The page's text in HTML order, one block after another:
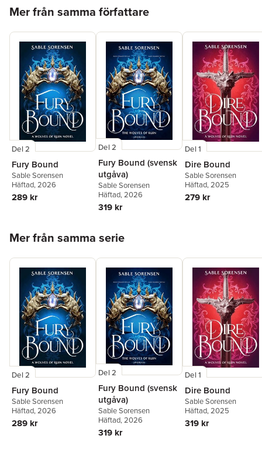
Mer från samma författare
Del 2
Fury Bound
Sable Sorensen
Häftad, 2026
289 kr
Del 2
Fury Bound (svensk
utgåva)
Sable Sorensen
Häftad, 2026
319 kr
Del 1
Dire Bound
Sable Sorensen
Häftad, 2025
279 kr
Mer från samma serie
Del 2
Fury Bound
Sable Sorensen
Häftad, 2026
289 kr
Del 2
Fury Bound (svensk
utgåva)
Sable Sorensen
Häftad, 2026
319 kr
Del 1
Dire Bound
Sable Sorensen
Häftad, 2025
319 kr